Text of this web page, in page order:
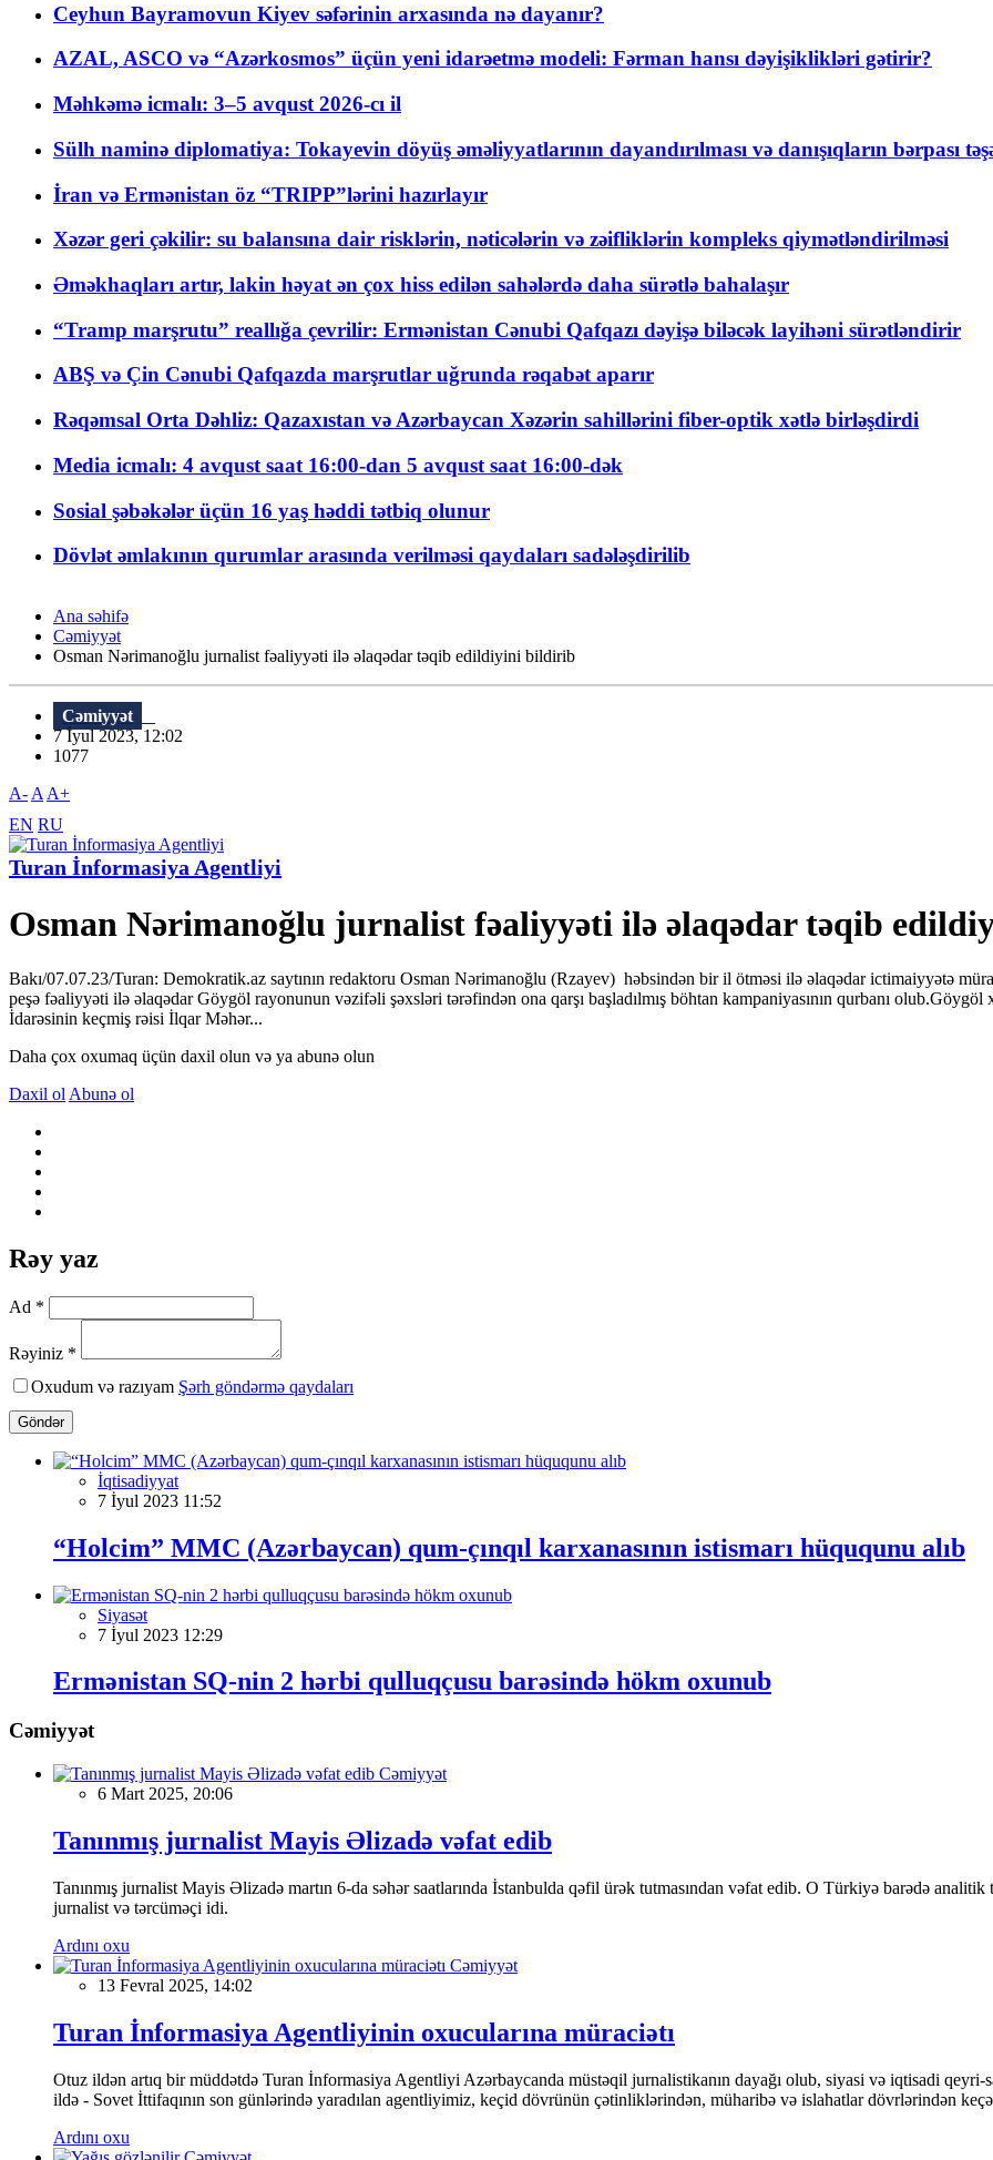
Ceyhun Bayramovun Kiyev səfərinin arxasında nə dayanır?
AZAL, ASCO və “Azərkosmos” üçün yeni idarəetmə modeli: Fərman hansı dəyişiklikləri gətirir?
Məhkəmə icmalı: 3–5 avqust 2026-cı il
Sülh naminə diplomatiya: Tokayevin döyüş əməliyyatlarının dayandırılması və danışıqların bərpası
İran və Ermənistan öz “TRIPP”lərini hazırlayır
Xəzər geri çəkilir: su balansına dair risklərin, nəticələrin və zəifliklərin kompleks qiymətləndirilməsi
Əməkhaqları artır, lakin həyat ən çox hiss edilən sahələrdə daha sürətlə bahalaşır
“Tramp marşrutu” reallığa çevrilir: Ermənistan Cənubi Qafqazı dəyişə biləcək layihəni sürətləndirir
ABŞ və Çin Cənubi Qafqazda marşrutlar uğrunda rəqabət aparır
Rəqəmsal Orta Dəhliz: Qazaxıstan və Azərbaycan Xəzərin sahillərini fiber-optik xətlə birləşdirdi
Media icmalı: 4 avqust saat 16:00-dan 5 avqust saat 16:00-dək
Sosial şəbəkələr üçün 16 yaş həddi tətbiq olunur
Dövlət əmlakının qurumlar arasında verilməsi qaydaları sadələşdirilib
Ana səhifə
Cəmiyyət
Osman Nərimanoğlu jurnalist fəaliyyəti ilə əlaqədar təqib edildiyini bildirib
Cəmiyyət
7 İyul 2023, 12:02
1077
A- A A+
EN RU
Turan İnformasiya Agentliyi
Osman Nərimanoğlu jurnalist fəaliyyəti ilə əlaqədar təqib
Bakı/07.07.23/Turan: Demokratik.az saytının redaktoru Osman Nərimanoğlu (Rzayev) həbsindən bir il ötməsi ilə əlaqədar ictimaiyyətə
peşə fəaliyyəti ilə əlaqədar Göygöl rayonunun vəzifəli şəxsləri tərəfindən ona qarşı başladılmış böhtan kampaniyasının qurbanı
İdarəsinin keçmiş rəisi İlqar Məhər...
Daha çox oxumaq üçün daxil olun və ya abunə olun
Daxil ol Abunə ol
Rəy yaz
Ad *
Rəyiniz *
Oxudum və razıyam Şərh göndərmə qaydaları
Göndər
İqtisadiyyat
7 İyul 2023 11:52
“Holcim” MMC (Azərbaycan) qum-çınqıl karxanasının istismarı hüququnu alıb
Siyasət
7 İyul 2023 12:29
Ermənistan SQ-nin 2 hərbi qulluqçusu barəsində hökm oxunub
Cəmiyyət
Cəmiyyət
6 Mart 2025, 20:06
Tanınmış jurnalist Mayis Əlizadə vəfat edib
Tanınmış jurnalist Mayis Əlizadə martın 6-da səhər saatlarında İstanbulda qəfil ürək tutmasından vəfat edib. O Türkiyə barədə
jurnalist və tərcüməçi idi.
Ardını oxu
Cəmiyyət
13 Fevral 2025, 14:02
Turan İnformasiya Agentliyinin oxucularına müraciətı
Otuz ildən artıq bir müddətdə Turan İnformasiya Agentliyi Azərbaycanda müstəqil jurnalistikanın dayağı olub, siyasi və iqtisadi
ildə - Sovet İttifaqının son günlərində yaradılan agentliyimiz, keçid dövrünün çətinliklərindən, müharibə və islahatlar dövrlərindən
Ardını oxu